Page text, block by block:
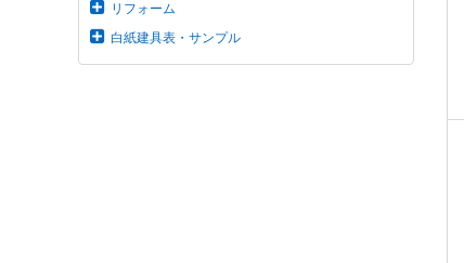
リフォーム
白紙建具表・サンプル